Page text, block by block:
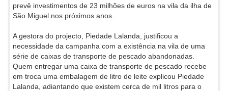
prevê investimentos de 23 milhões de euros na vila da ilha de
São Miguel nos próximos anos.
A gestora do projecto, Piedade Lalanda, justificou a
necessidade da campanha com a existência na vila de uma
série de caixas de transporte de pescado abandonadas.
Quem entregar uma caixa de transporte de pescado recebe
em troca uma embalagem de litro de leite explicou Piedade
Lalanda, adiantando que existem cerca de mil litros para o